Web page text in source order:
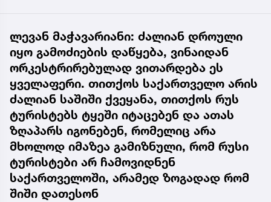
ლევან მაჭავარიანი: ძალიან დროული
იყო გამოძიების დაწყება, ვინაიდან
ორკესტრირებულად ვითარდება ეს
ყველაფერი. თითქოს საქართველო არის
ძალიან საშიში ქვეყანა, თითქოს რუს
ტურისტებს ტყეში იტაცებენ და ათას
ზღაპარს იგონებენ, რომელიც არა
მხოლოდ იმაზეა გამიზნული, რომ რუსი
ტურისტები არ ჩამოვიდნენ
საქართველოში, არამედ ზოგადად რომ
შიში დათესონ